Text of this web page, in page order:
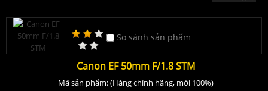
So sánh sản phẩm
Canon EF 50mm F/1.8 STM
Mã sản phẩm: (Hàng chính hãng, mới 100%)